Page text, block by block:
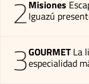
2Misiones
Iguazú
3GOURMET La
especialidad